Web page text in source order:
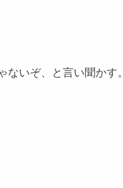
いぞ、と言い聞かす。